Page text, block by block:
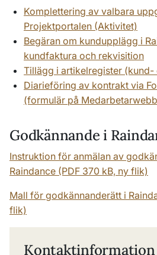
Komplettering av valbara
Projektportalen (Aktivitet)
Begäran om kundupplägg i
kundfaktura och rekvisition
Tillägg i artikelregister (kund-
Diarieföring av kontrakt via
(formulär på
Godkännande i
Instruktion för anmälan av
Raindance (PDF 370 kB, ny flik)
Mall för godkännanderätt i
flik)
Kontaktinformation